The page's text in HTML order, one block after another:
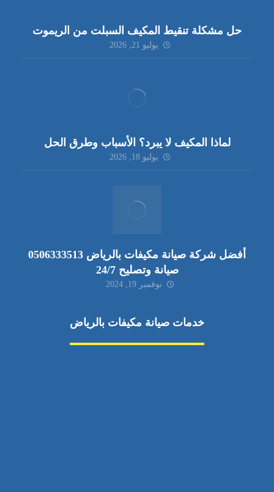
حل مشكلة تنقيط المكيف السبلت من الريموت
يوليو 21, 2026
لماذا المكيف لا يبرد؟ الأسباب وطرق الحل
يوليو 18, 2026
أفضل شركة صيانة مكيفات بالرياض 0506333513
صيانة وتصليح 24/7
نوفمبر 19, 2024
خدمات صيانة مكيفات بالرياض